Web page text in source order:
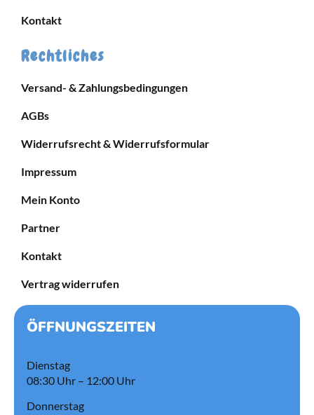
Kontakt
Rechtliches
Versand- & Zahlungsbedingungen
AGBs
Widerrufsrecht & Widerrufsformular
Impressum
Mein Konto
Partner
Kontakt
Vertrag widerrufen
ÖFFNUNGSZEITEN
Dienstag
08:30 Uhr – 12:00 Uhr
Donnerstag